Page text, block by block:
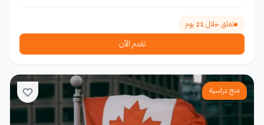
تغلق خلال 21 يوم
تقدم الآن
منح دراسية